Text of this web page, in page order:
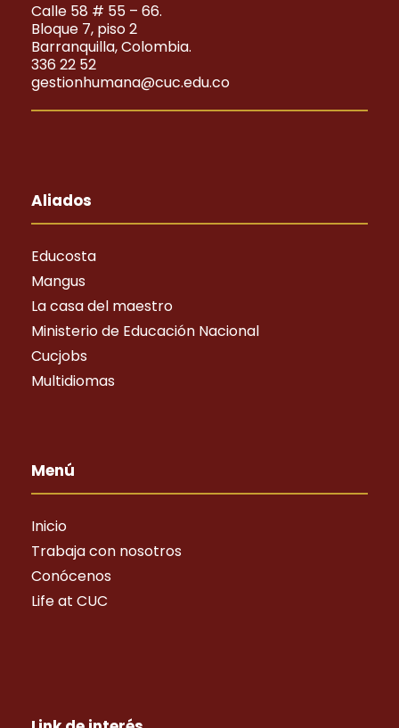
Calle 58 # 55 – 66.
Bloque 7, piso 2
Barranquilla, Colombia.
336 22 52
gestionhumana@cuc.edu.co
Aliados
Educosta
Mangus
La casa del maestro
Ministerio de Educación Nacional
Cucjobs
Multidiomas
Menú
Inicio
Trabaja con nosotros
Conócenos
Life at CUC